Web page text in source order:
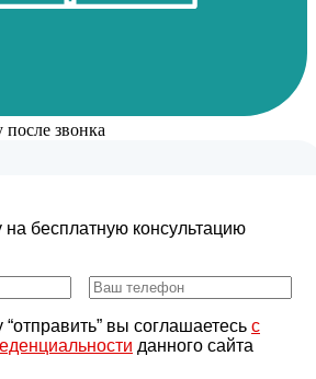
звонка
на бесплатную консультацию
вы соглашаетесь с
данного сайта